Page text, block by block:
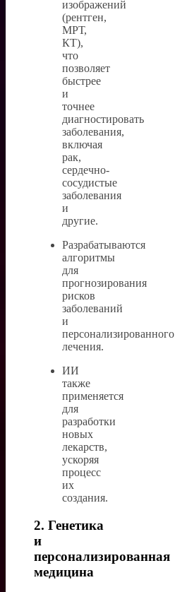
изображений
(рентген,
МРТ,
КТ),
что
позволяет
быстрее
и
точнее
диагностировать
заболевания,
включая
рак,
сердечно-
сосудистые
заболевания
и
другие.
Разрабатываются
алгоритмы
для
прогнозирования
рисков
заболеваний
и
персонализированного
лечения.
ИИ
также
применяется
для
разработки
новых
лекарств,
ускоряя
процесс
их
создания.
2. Генетика
и
персонализированная
медицина